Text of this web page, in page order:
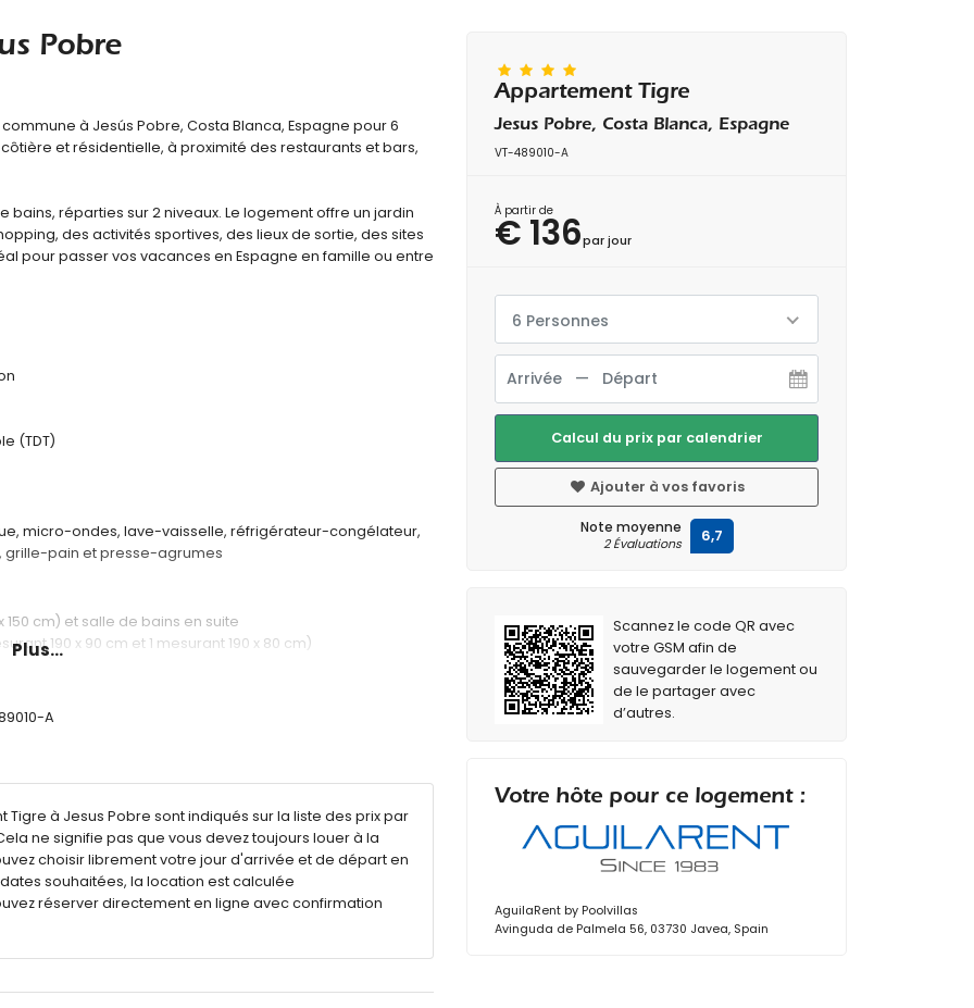
Pobre
à Jesús Pobre, Costa Blanca, Espagne pour 6
et résidentielle, à proximité des restaurants et bars,
réparties sur 2 niveaux. Le logement offre un jardin
des activités sportives, des lieux de sortie, des sites
pour passer vos vacances en Espagne en famille ou entre
(TDT)
micro-ondes, lave-vaisselle, réfrigérateur-congélateur,
grille-pain et presse-agrumes
cm) et salle de bains en suite
190 x 90 cm et 1 mesurant 190 x 80 cm)
et toilettes
moins de 8 kilomètres de l'appartement)
Plus...
A
Tigre à Jesus Pobre sont indiqués sur la liste des prix par
ne signifie pas que vous devez toujours louer à la
choisir librement votre jour d'arrivée et de départ en
souhaitées, la location est calculée
réserver directement en ligne avec confirmation
Appartement Tigre
Jesus Pobre, Costa Blanca, Espagne
VT-489010-A
À partir de
€ 136par jour
6 Personnes
Calcul du prix par calendrier
Ajouter à vos favoris
Note moyenne
2 Évaluations 6,7
Scannez le code QR avec
votre GSM afin de
sauvegarder le logement ou
de le partager avec
d’autres.
Votre hôte pour ce logement :
AguilaRent by Poolvillas
Avinguda de Palmela 56, 03730 Javea, Spain